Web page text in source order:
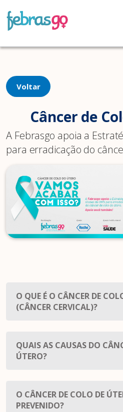
Voltar
Câncer de
A Febrasgo apoia a
para erradicação do
O QUE É O CÂNCER DE
(CÂNCER CERVICAL)?
QUAIS AS CAUSAS DO
ÚTERO?
O CÂNCER DE COLO DE
PREVENIDO?